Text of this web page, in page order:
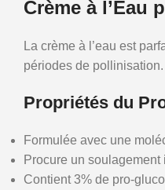
Crème à l’Eau
La crème à l’eau est
périodes de pollinisation.
Propriétés du
Formulée avec une
Procure un
Contient 3% de pro-